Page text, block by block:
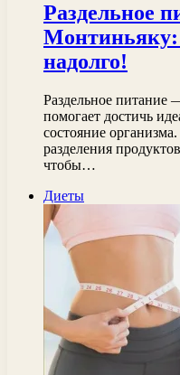
Раздельное
Монтиньяку:
надолго!
Раздельное питание
помогает достичь
состояние
разделения
чтобы…
Диеты